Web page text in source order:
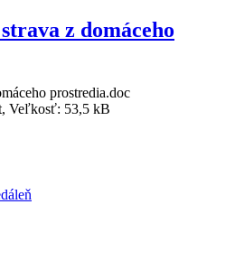
z domáceho
prostredia.doc
Veľkosť: 53,5 kB